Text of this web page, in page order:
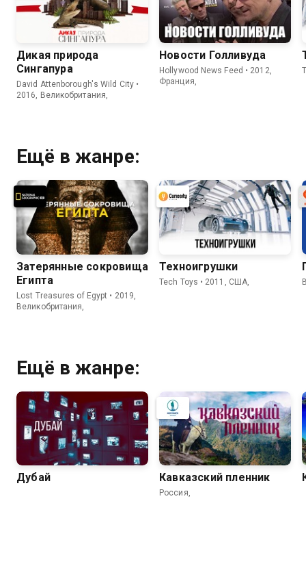
Дикая природа
Сингапура
David Attenborough's Wild City •
2016, Великобритания,
Новости Голливуда
Hollywood News Feed • 2012,
Франция,
Ещё в жанре:
Затерянные сокровища
Египта
Lost Treasures of Egypt • 2019,
Великобритания,
Техноигрушки
Tech Toys • 2011, США,
Ещё в жанре:
Дубай Кавказский пленник
Россия,